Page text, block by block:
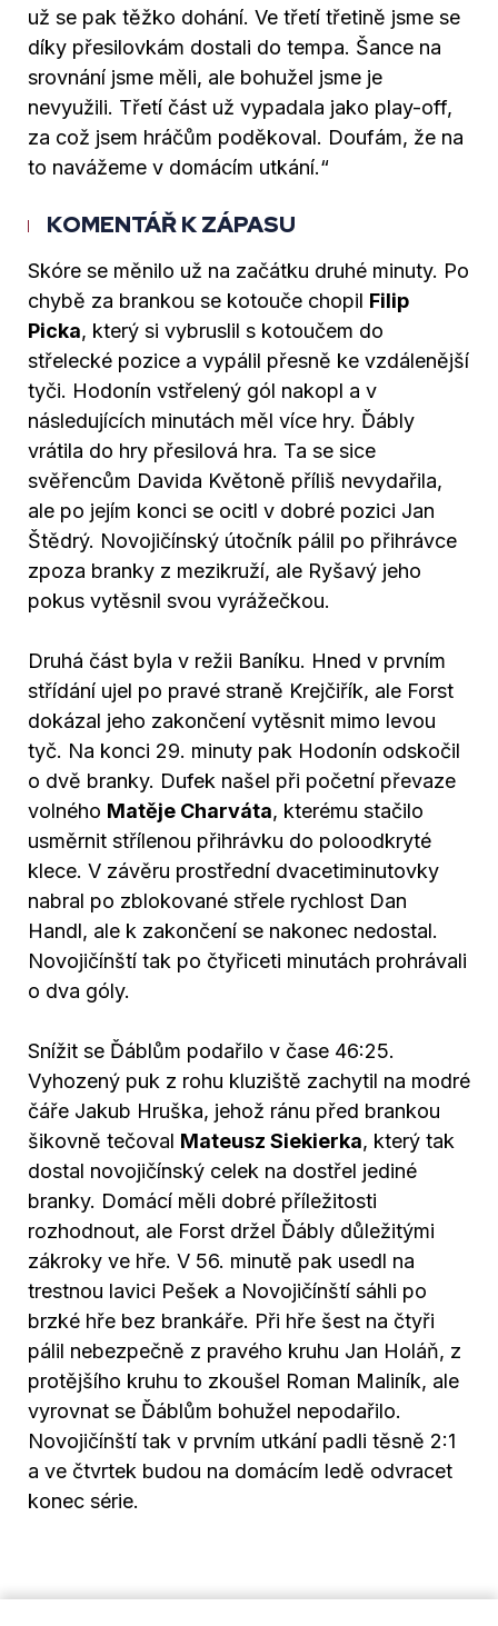
už se pak těžko dohání. Ve třetí třetině jsme se
díky přesilovkám dostali do tempa. Šance na
srovnání jsme měli, ale bohužel jsme je
nevyužili. Třetí část už vypadala jako play-off,
za což jsem hráčům poděkoval. Doufám, že na
to navážeme v domácím utkání.“
KOMENTÁŘ K ZÁPASU
Skóre se měnilo už na začátku druhé minuty. Po
chybě za brankou se kotouče chopil Filip
Picka, který si vybruslil s kotoučem do
střelecké pozice a vypálil přesně ke vzdálenější
tyči. Hodonín vstřelený gól nakopl a v
následujících minutách měl více hry. Ďábly
vrátila do hry přesilová hra. Ta se sice
svěřencům Davida Květoně příliš nevydařila,
ale po jejím konci se ocitl v dobré pozici Jan
Štědrý. Novojičínský útočník pálil po přihrávce
zpoza branky z mezikruží, ale Ryšavý jeho
pokus vytěsnil svou vyrážečkou.
Druhá část byla v režii Baníku. Hned v prvním
střídání ujel po pravé straně Krejčiřík, ale Forst
dokázal jeho zakončení vytěsnit mimo levou
tyč. Na konci 29. minuty pak Hodonín odskočil
o dvě branky. Dufek našel při početní převaze
volného Matěje Charváta, kterému stačilo
usměrnit střílenou přihrávku do poloodkryté
klece. V závěru prostřední dvacetiminutovky
nabral po zblokované střele rychlost Dan
Handl, ale k zakončení se nakonec nedostal.
Novojičínští tak po čtyřiceti minutách prohrávali
o dva góly.
Snížit se Ďáblům podařilo v čase 46:25.
Vyhozený puk z rohu kluziště zachytil na modré
čáře Jakub Hruška, jehož ránu před brankou
šikovně tečoval Mateusz Siekierka, který tak
dostal novojičínský celek na dostřel jediné
branky. Domácí měli dobré příležitosti
rozhodnout, ale Forst držel Ďábly důležitými
zákroky ve hře. V 56. minutě pak usedl na
trestnou lavici Pešek a Novojičínští sáhli po
brzké hře bez brankáře. Při hře šest na čtyři
pálil nebezpečně z pravého kruhu Jan Holáň, z
protějšího kruhu to zkoušel Roman Maliník, ale
vyrovnat se Ďáblům bohužel nepodařilo.
Novojičínští tak v prvním utkání padli těsně 2:1
a ve čtvrtek budou na domácím ledě odvracet
konec série.